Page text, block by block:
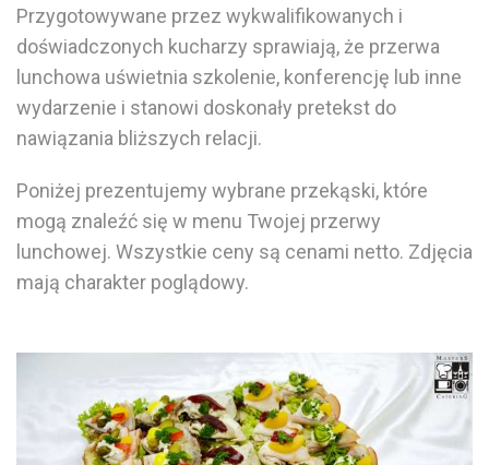
Przygotowywane przez wykwalifikowanych i
doświadczonych kucharzy sprawiają, że przerwa
lunchowa uświetnia szkolenie, konferencję lub inne
wydarzenie i stanowi doskonały pretekst do
nawiązania bliższych relacji.
Poniżej prezentujemy wybrane przekąski, które
mogą znaleźć się w menu Twojej przerwy
lunchowej. Wszystkie ceny są cenami netto. Zdjęcia
mają charakter poglądowy.